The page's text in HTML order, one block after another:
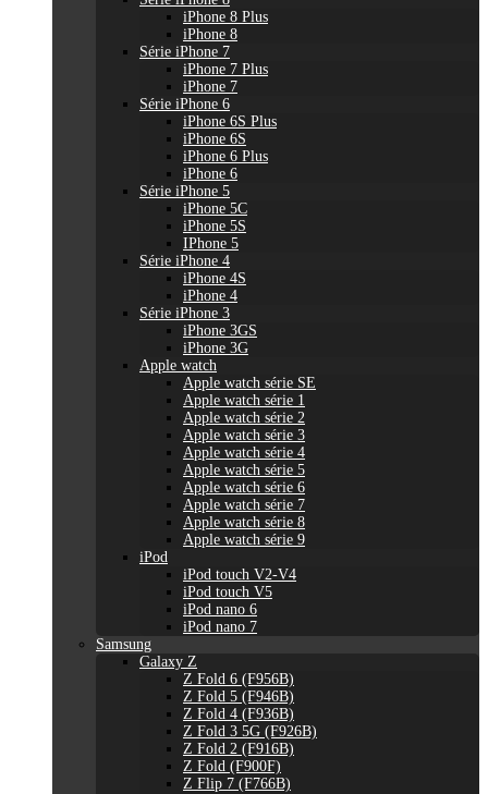
iPhone 8 Plus
iPhone 8
Série iPhone 7
iPhone 7 Plus
iPhone 7
Série iPhone 6
iPhone 6S Plus
iPhone 6S
iPhone 6 Plus
iPhone 6
Série iPhone 5
iPhone 5C
iPhone 5S
IPhone 5
Série iPhone 4
iPhone 4S
iPhone 4
Série iPhone 3
iPhone 3GS
iPhone 3G
Apple watch
Apple watch série SE
Apple watch série 1
Apple watch série 2
Apple watch série 3
Apple watch série 4
Apple watch série 5
Apple watch série 6
Apple watch série 7
Apple watch série 8
Apple watch série 9
iPod
iPod touch V2-V4
iPod touch V5
iPod nano 6
iPod nano 7
Samsung
Galaxy Z
Z Fold 6 (F956B)
Z Fold 5 (F946B)
Z Fold 4 (F936B)
Z Fold 3 5G (F926B)
Z Fold 2 (F916B)
Z Fold (F900F)
Z Flip 7 (F766B)